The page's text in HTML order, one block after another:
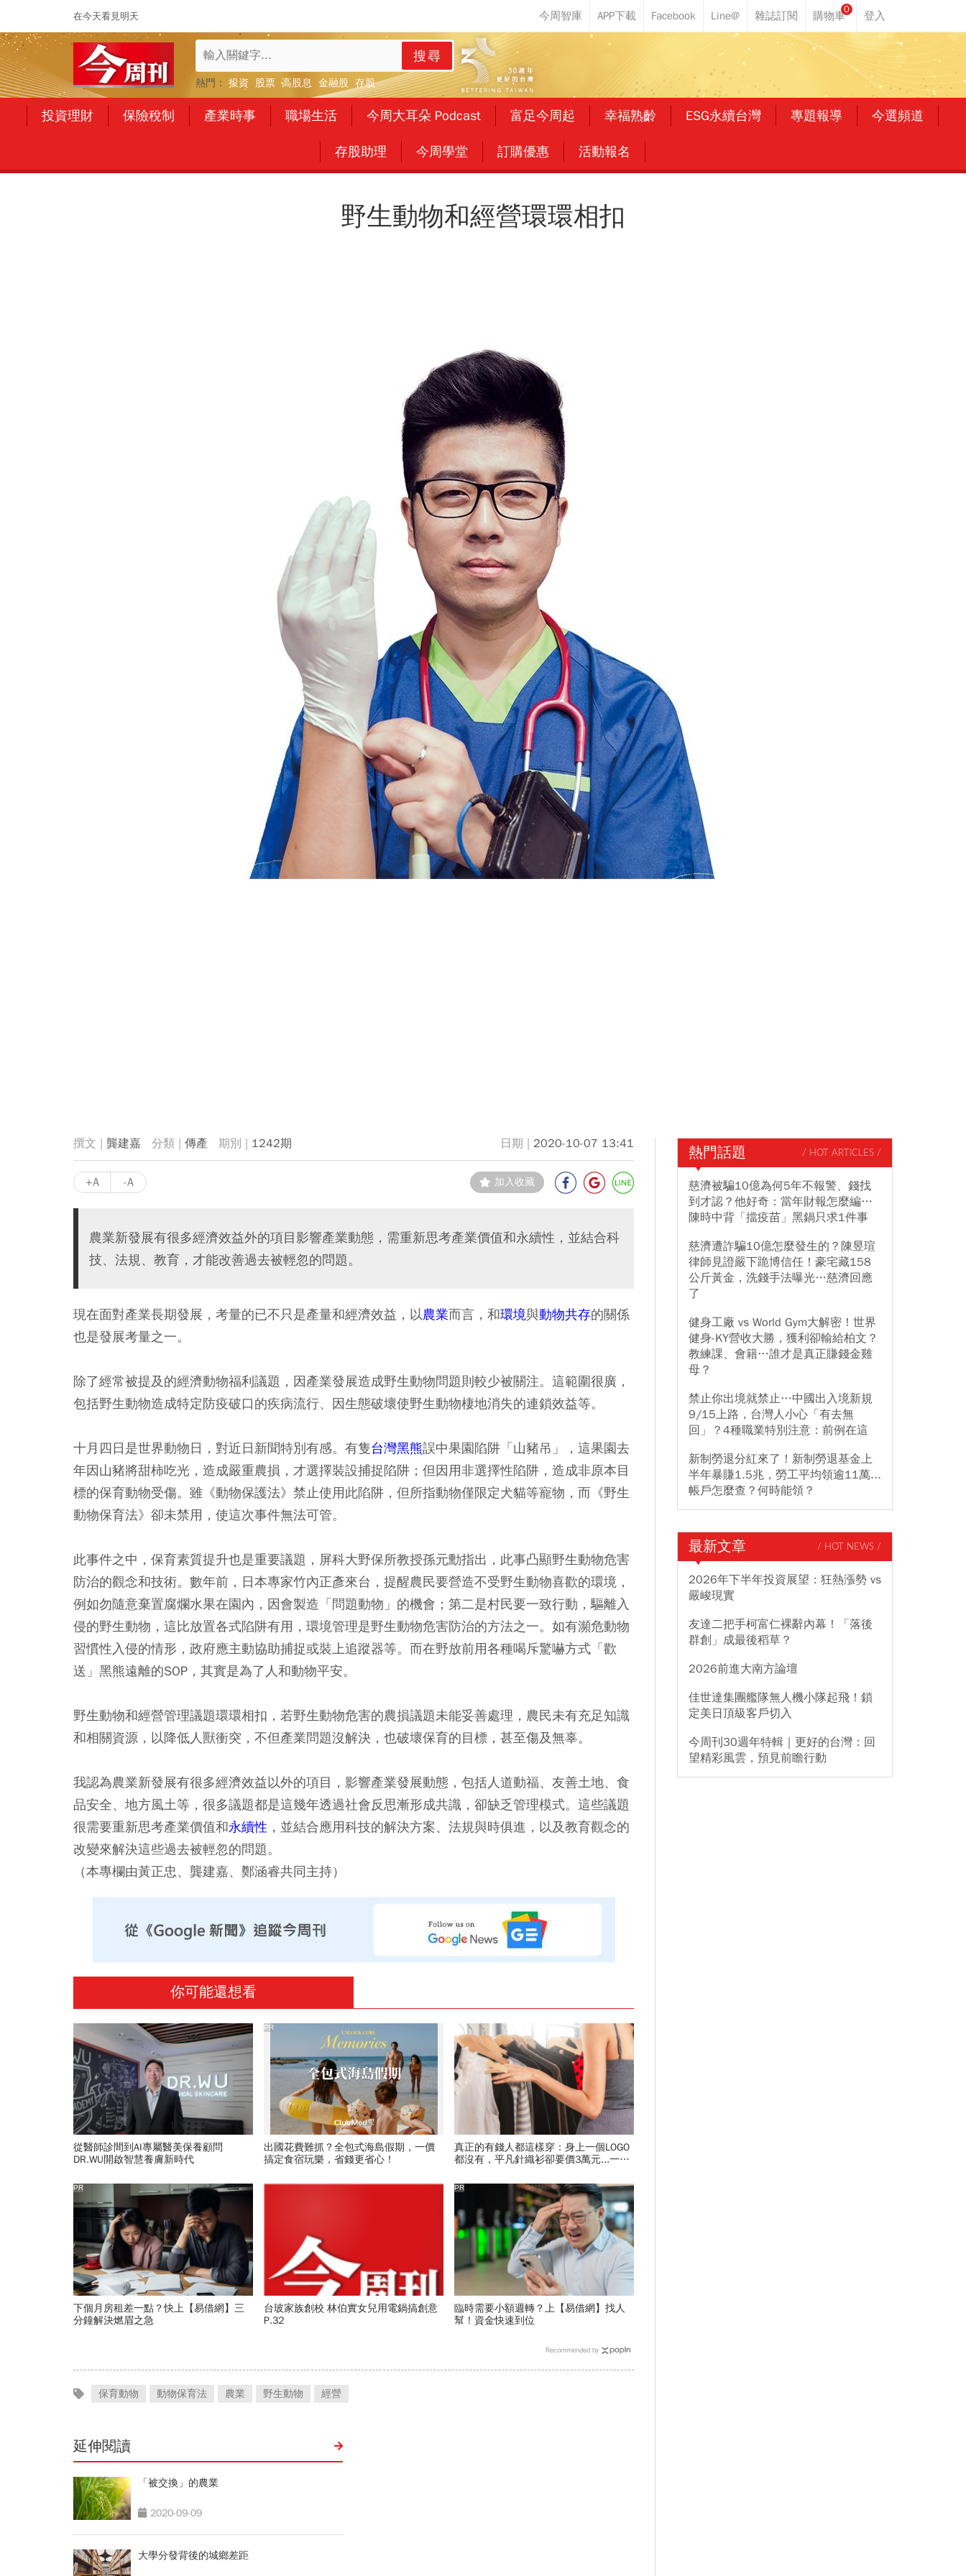
在今天看見明天
0
搜尋
熱門： 投資 股票 高股息 金融股 存股
投資理財 保險稅制 產業時事 職場生活 今周大耳朵 Podcast 富足今周起 幸福熟齡 ESG永續台灣 專題報導 今選頻道
存股助理 今周學堂 訂購優惠 活動報名
野生動物和經營環環相扣
龔建嘉 傳產 1242期 2020-10-07 13:41
+A -A 加入收藏
農業新發展有很多經濟效益外的項目影響產業動態，需重新思考產業價值和永續性，並結合科
技、法規、教育，才能改善過去被輕忽的問題。
現在面對產業長期發展，考量的已不只是產量和經濟效益，以農業而言，和環境與動物共存的關係
也是發展考量之一。
除了經常被提及的經濟動物福利議題，因產業發展造成野生動物問題則較少被關注。這範圍很廣，
包括野生動物造成特定防疫破口的疾病流行、因生態破壞使野生動物棲地消失的連鎖效益等。
十月四日是世界動物日，對近日新聞特別有感。有隻台灣黑熊誤中果園陷阱「山豬吊」，這果園去
年因山豬將甜柿吃光，造成嚴重農損，才選擇裝設捕捉陷阱；但因用非選擇性陷阱，造成非原本目
標的保育動物受傷。雖《動物保護法》禁止使用此陷阱，但所指動物僅限定犬貓等寵物，而《野生
動物保育法》卻未禁用，使這次事件無法可管。
此事件之中，保育素質提升也是重要議題，屏科大野保所教授孫元勳指出，此事凸顯野生動物危害
防治的觀念和技術。數年前，日本專家竹內正彥來台，提醒農民要營造不受野生動物喜歡的環境，
例如勿隨意棄置腐爛水果在園內，因會製造「問題動物」的機會；第二是村民要一致行動，驅離入
侵的野生動物，這比放置各式陷阱有用，環境管理是野生動物危害防治的方法之一。如有瀕危動物
習慣性入侵的情形，政府應主動協助捕捉或裝上追蹤器等。而在野放前用各種喝斥驚嚇方式「歡
送」黑熊遠離的SOP，其實是為了人和動物平安。
野生動物和經營管理議題環環相扣，若野生動物危害的農損議題未能妥善處理，農民未有充足知識
和相關資源，以降低人獸衝突，不但產業問題沒解決，也破壞保育的目標，甚至傷及無辜。
我認為農業新發展有很多經濟效益以外的項目，影響產業發展動態，包括人道動福、友善土地、食
品安全、地方風土等，很多議題都是這幾年透過社會反思漸形成共識，卻缺乏管理模式。這些議題
很需要重新思考產業價值和永續性 ，並結合應用科技的解決方案、法規與時俱進，以及教育觀念的
改變來解決這些過去被輕忽的問題。
（本專欄由黃正忠、龔建嘉、鄭涵睿共同主持）
你可能還想看
從醫師診間到AI專屬醫美保養顧問
DR.WU開啟智慧養膚新時代
出國花費難抓？全包式海島假期，一價
搞定食宿玩樂，省錢更省心！
PR
真正的有錢人都這樣穿：身上一個LOGO
都沒有，平凡針織衫卻要價3萬元...一窺
下個月房租差一點？快上【易借網】三
分鐘解決燃眉之急
PR
台玻家族創校 林伯實女兒用電鍋搞創意
P.32
臨時需要小額週轉？上【易借網】找人
幫！資金快速到位
PR
Recommended by
保育動物 動物保育法 農業 野生動物 經營
延伸閱讀
「被交換」的農業
2020-09-09
大學分發背後的城鄉差距
熱門話題 / HOT ARTICLES /
慈濟被騙10億為何5年不報警、錢找
到才認？他好奇：當年財報怎麼編…
陳時中背「擋疫苗」黑鍋只求1件事
慈濟遭詐騙10億怎麼發生的？陳昱瑄
律師見證嚴下跪博信任！豪宅藏158
公斤黃金，洗錢手法曝光…慈濟回應
了
健身工廠 vs World Gym大解密！世界
健身-KY營收大勝，獲利卻輸給柏文？
教練課、會籍…誰才是真正賺錢金雞
母？
禁止你出境就禁止…中國出入境新規
9/15上路，台灣人小心「有去無
回」？4種職業特別注意：前例在這
新制勞退分紅來了！新制勞退基金上
半年暴賺1.5兆，勞工平均領逾11萬...
帳戶怎麼查？何時能領？
最新文章 / HOT NEWS /
2026年下半年投資展望：狂熱漲勢 vs
嚴峻現實
友達二把手柯富仁裸辭內幕！「落後
群創」成最後稻草？
2026前進大南方論壇
佳世達集團艦隊無人機小隊起飛！鎖
定美日頂級客戶切入
今周刊30週年特輯｜更好的台灣：回
望精彩風雲，預見前瞻行動